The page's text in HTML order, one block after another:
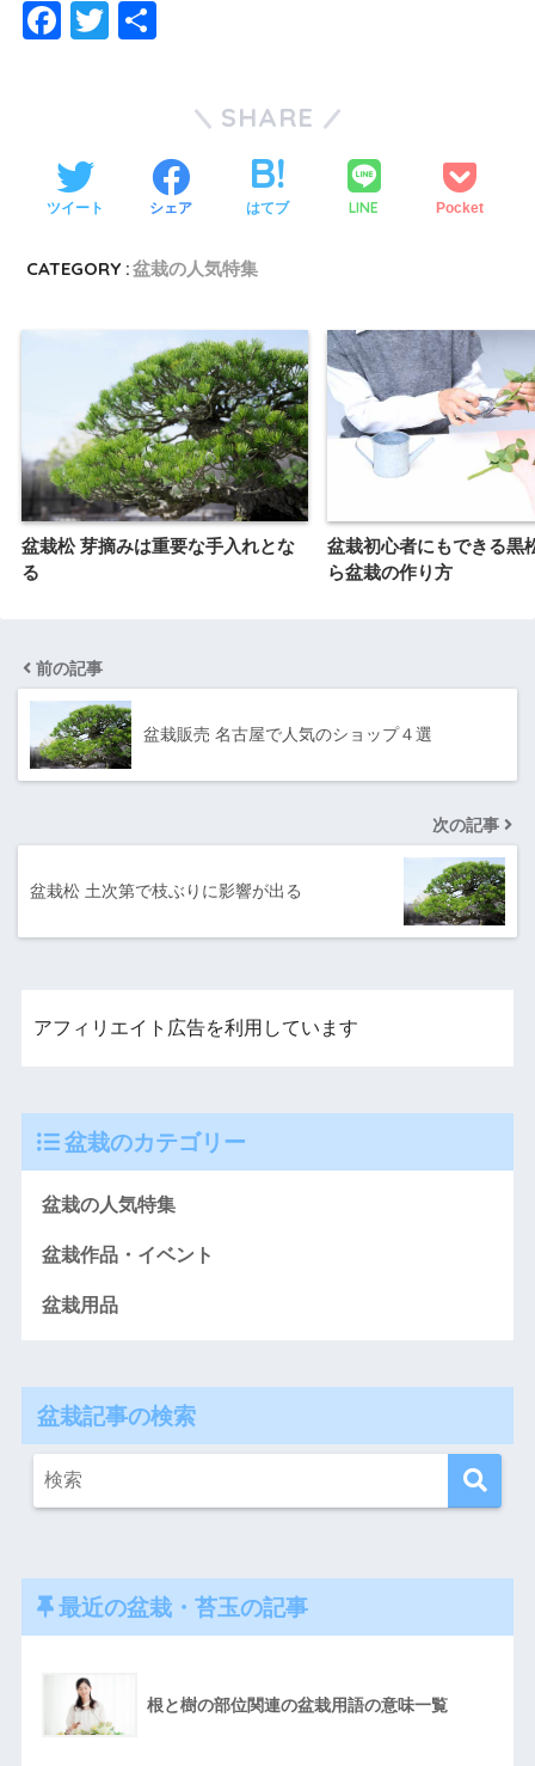
F
b
o
k
T
SHARE
ツイート シェア はてブ LINE Pocket
CATEGORY :盆栽の人気特集
盆栽松 芽摘みは重要な手入れとな
る
盆栽初心者にもできる黒
ら盆栽の作り方
前の記事
盆栽販売 名古屋で人気のショップ４選
次の記事
盆栽松 土次第で枝ぶりに影響が出る
アフィリエイト広告を利用しています
盆栽のカテゴリー
盆栽の人気特集
盆栽作品・イベント
盆栽用品
盆栽記事の検索
最近の盆栽・苔玉の記事
根と樹の部位関連の盆栽用語の意味一覧